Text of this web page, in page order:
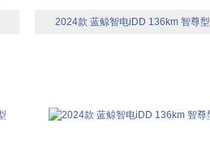
2024款 蓝鲸智电iDD 136km 智尊型